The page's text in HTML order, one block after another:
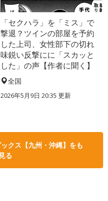
「セクハラ」を「ミス」で
撃退？ツインの部屋を予約
した上司、女性部下の切れ
味鋭い反撃にに「スカッと
した」の声【作者に聞く】
全国
2026年5月9日 20:35 更新
クス【九州・沖縄】をも
る